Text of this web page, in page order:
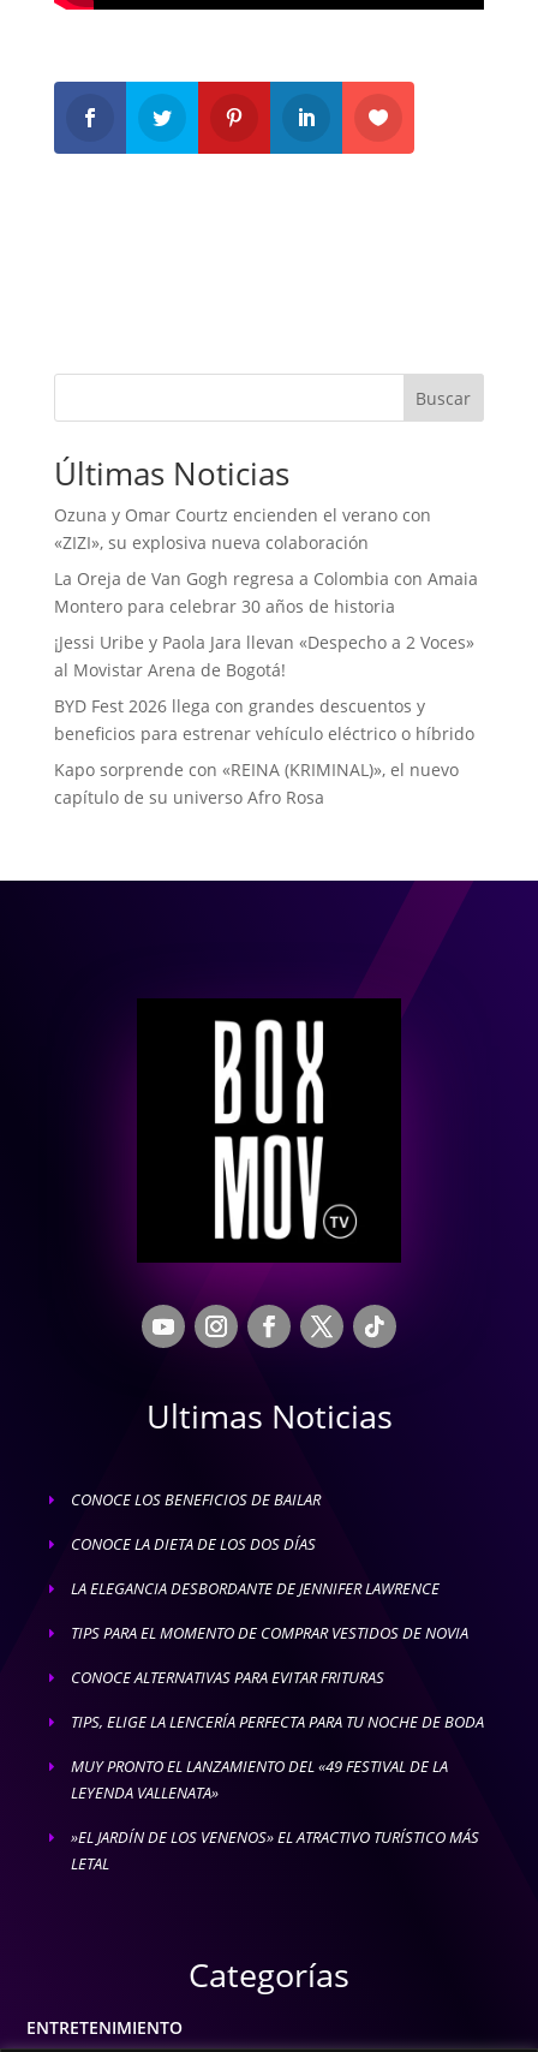
Buscar
Últimas Noticias
Ozuna y Omar Courtz encienden el verano con
«ZIZI», su explosiva nueva colaboración
La Oreja de Van Gogh regresa a Colombia con Amaia
Montero para celebrar 30 años de historia
¡Jessi Uribe y Paola Jara llevan «Despecho a 2 Voces»
al Movistar Arena de Bogotá!
BYD Fest 2026 llega con grandes descuentos y
beneficios para estrenar vehículo eléctrico o híbrido
Kapo sorprende con «REINA (KRIMINAL)», el nuevo
capítulo de su universo Afro Rosa
Ultimas Noticias
E CONOCE LOS BENEFICIOS DE BAILAR
E CONOCE LA DIETA DE LOS DOS DÍAS
E LA ELEGANCIA DESBORDANTE DE JENNIFER LAWRENCE
E TIPS PARA EL MOMENTO DE COMPRAR VESTIDOS DE NOVIA
E CONOCE ALTERNATIVAS PARA EVITAR FRITURAS
E TIPS, ELIGE LA LENCERÍA PERFECTA PARA TU NOCHE DE BODA
E
MUY PRONTO EL LANZAMIENTO DEL «49 FESTIVAL DE LA
LEYENDA VALLENATA»
E
»EL JARDÍN DE LOS VENENOS» EL ATRACTIVO TURÍSTICO MÁS
LETAL
Categorías
ENTRETENIMIENTO